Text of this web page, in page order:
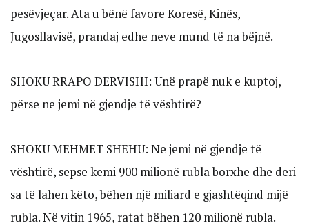
pesëvjeçar. Ata u bënë favore Koresë, Kinës,
Jugosllavisë, prandaj edhe neve mund të na bëjnë.
SHOKU RRAPO DERVISHI: Unë prapë nuk e kuptoj,
përse ne jemi në gjendje të vështirë?
SHOKU MEHMET SHEHU: Ne jemi në gjendje të
vështirë, sepse kemi 900 milionë rubla borxhe dhe deri
sa të lahen këto, bëhen një miliard e gjashtëqind mijë
rubla. Në vitin 1965, ratat bëhen 120 milionë rubla.